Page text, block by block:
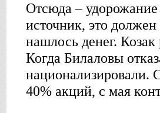
Отсюда –
источник, это
нашлось денег.
Когда Билаловы
национализировали.
40% акций, с мая